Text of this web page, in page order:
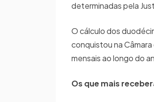
determinadas pela
O cálculo dos
conquistou na
mensais ao longo do
Os que mais